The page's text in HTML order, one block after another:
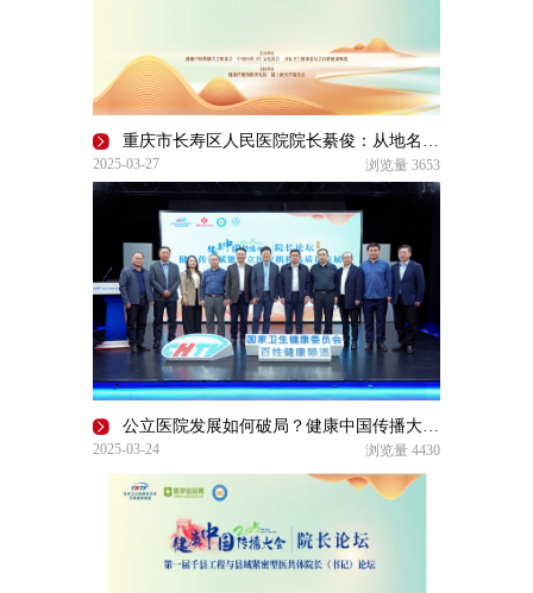
重庆市长寿区人民医院院长綦俊：从地名到使命，区域医疗有着这些“长寿经验”！
2025-03-27 浏览量 3653
公立医院发展如何破局？健康中国传播大会第三届公立医院院长论坛给出答案
2025-03-24 浏览量 4430